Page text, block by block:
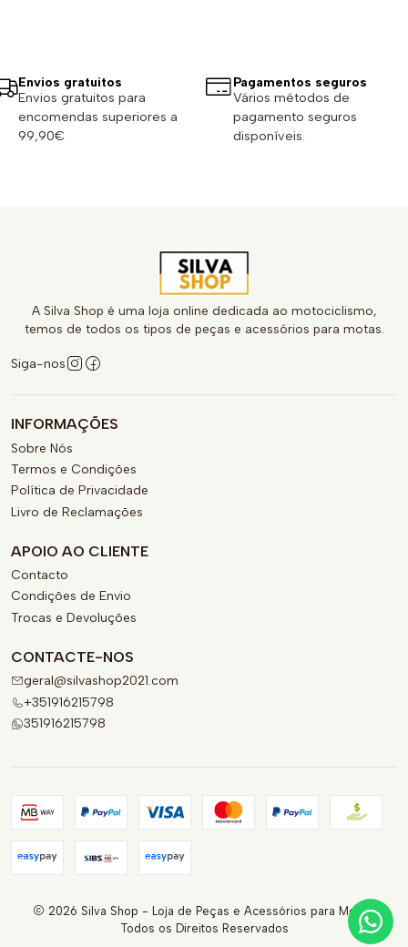
Envios gratuitos
Envios gratuitos para
encomendas superiores a
99,90€
Pagamentos seguros
Vários métodos de
pagamento seguros
disponíveis.
A Silva Shop é uma loja online dedicada ao motociclismo,
temos de todos os tipos de peças e acessórios para motas.
Siga-nos
INFORMAÇÕES
Sobre Nós
Termos e Condições
Política de Privacidade
Livro de Reclamações
APOIO AO CLIENTE
Contacto
Condições de Envio
Trocas e Devoluções
CONTACTE-NOS
geral@silvashop2021.com
+351916215798
351916215798
2026 Silva Shop - Loja de Peças e Acessórios para Motas.
Todos os Direitos Reservados